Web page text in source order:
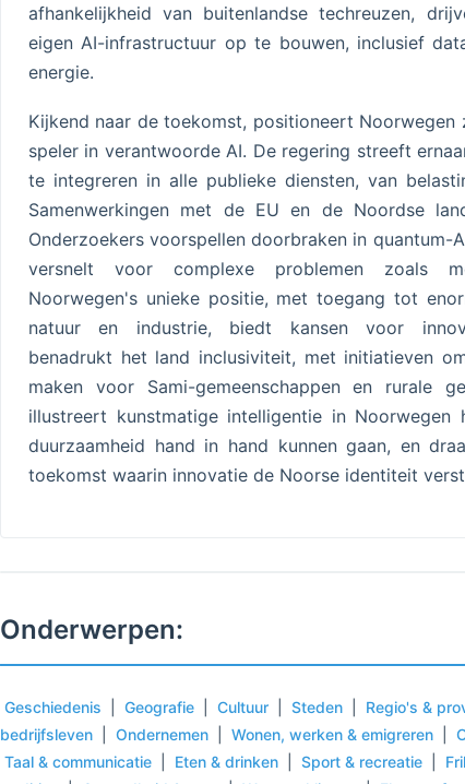
afhankelijkheid van buitenlandse techreuzen,
eigen AI-infrastructuur op te bouwen, inclusief
energie.
Kijkend naar de toekomst, positioneert Noorwegen
speler in verantwoorde AI. De regering streeft
te integreren in alle publieke diensten, van
Samenwerkingen met de EU en de Noordse
Onderzoekers voorspellen doorbraken in quantum-
versnelt voor complexe problemen zoals
Noorwegen's unieke positie, met toegang tot
natuur en industrie, biedt kansen voor
benadrukt het land inclusiviteit, met initiatieven
maken voor Sami-gemeenschappen en rurale
illustreert kunstmatige intelligentie in Noorwegen
duurzaamheid hand in hand kunnen gaan, en
toekomst waarin innovatie de Noorse identiteit
Onderwerpen:
Geschiedenis Geografie Cultuur Steden Regio's &
bedrijfsleven
Ondernemen Wonen, werken & emigreren
Taal & communicatie
Eten & drinken Sport & recreatie